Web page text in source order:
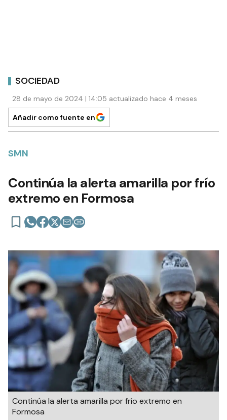
SOCIEDAD
28 de mayo de 2024 | 14:05 actualizado hace 4 meses
Añadir como fuente en
SMN
Continúa la alerta amarilla por frío
extremo en Formosa
Continúa la alerta amarilla por frío extremo en
Formosa